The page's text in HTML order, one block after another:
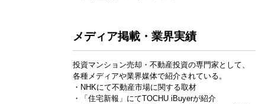
メディア掲載・業界実績
投資マンション売却・不動産投資の専門家として、
各種メディアや業界媒体で紹介されている。
・NHKにて不動産市場に関する取材
・「住宅新報」にてTOCHU iBuyerが紹介